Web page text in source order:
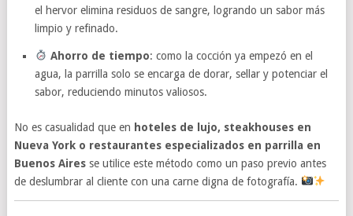
el hervor elimina residuos de sangre, logrando un sabor más
limpio y refinado.
Ahorro de tiempo: como la cocción ya empezó en el
agua, la parrilla solo se encarga de dorar, sellar y potenciar el
sabor, reduciendo minutos valiosos.
No es casualidad que en hoteles de lujo, steakhouses en
Nueva York o restaurantes especializados en parrilla en
Buenos Airesse utilice este método como un paso previo antes
de deslumbrar al cliente con una carne digna de fotografía.